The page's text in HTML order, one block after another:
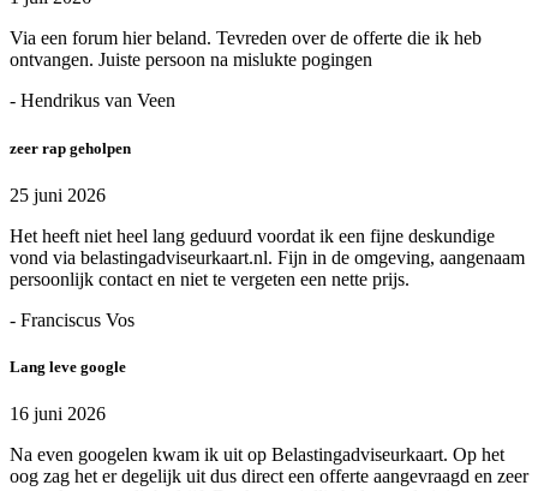
Via een forum hier beland. Tevreden over de offerte die ik heb
ontvangen. Juiste persoon na mislukte pogingen
- Hendrikus van Veen
zeer rap geholpen
25 juni 2026
Het heeft niet heel lang geduurd voordat ik een fijne deskundige
vond via belastingadviseurkaart.nl. Fijn in de omgeving, aangenaam
persoonlijk contact en niet te vergeten een nette prijs.
- Franciscus Vos
Lang leve google
16 juni 2026
Na even googelen kwam ik uit op Belastingadviseurkaart. Op het
oog zag het er degelijk uit dus direct een offerte aangevraagd en zeer